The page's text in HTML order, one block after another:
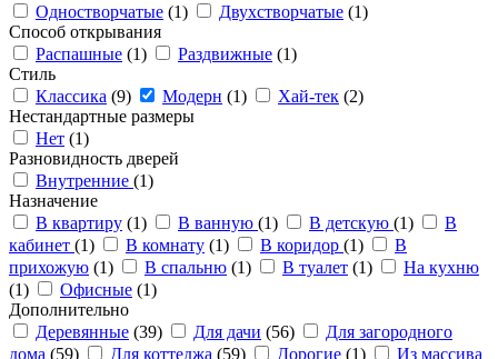
Одностворчатые (1) Двухстворчатые (1)
Способ открывания
Распашные (1) Раздвижные (1)
Стиль
Классика (9) Модерн (1) Хай-тек (2)
Нестандартные размеры
Нет (1)
Разновидность дверей
Внутренние (1)
Назначение
В квартиру (1) В ванную (1) В детскую (1)
В
кабинет (1) В комнату (1) В коридор (1)
В
прихожую (1) В спальню (1) В туалет (1)
На кухню
(1)
Офисные (1)
Дополнительно
Деревянные (39) Для дачи (56)
Для загородного
дома (59) Для коттеджа (59) Дорогие (1)
Из массива